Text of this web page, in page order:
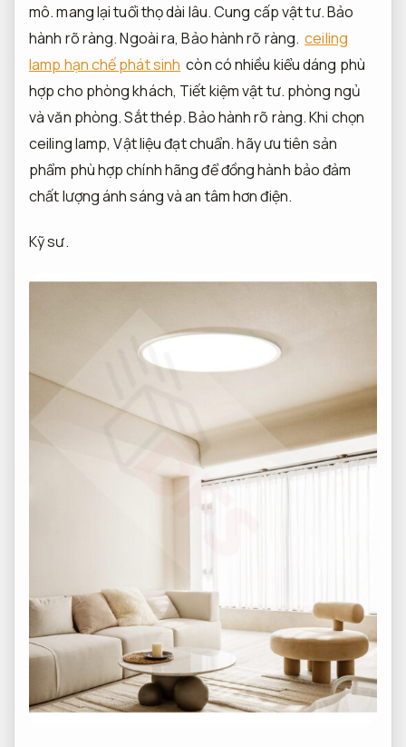
mô.mang lại tuổi thọ dài lâu.Cung cấp vật tư.Bảo
hành rõ ràng.Ngoài ra,Bảo hành rõ ràng. ceiling
lamp hạn chế phát sinh còn có nhiều kiểu dáng phù
hợp cho phòng khách, Tiết kiệm vật tư. phòng ngủ
và văn phòng.Sắt thép. Bảo hành rõ ràng.Khi chọn
ceiling lamp,Vật liệu đạt chuẩn.hãy ưu tiên sản
phẩm phù hợp chính hãng để đồng hành bảo đảm
chất lượng ánh sáng và an tâm hơn điện.
Kỹ sư.